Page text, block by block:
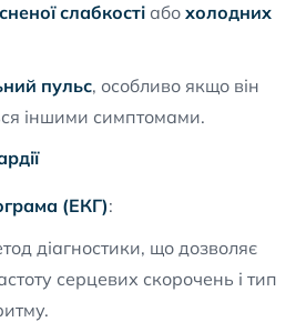
слабкості або холодних
пульс, особливо якщо він
іншими симптомами.
(ЕКГ):
діагностики, що дозволяє
серцевих скорочень і тип